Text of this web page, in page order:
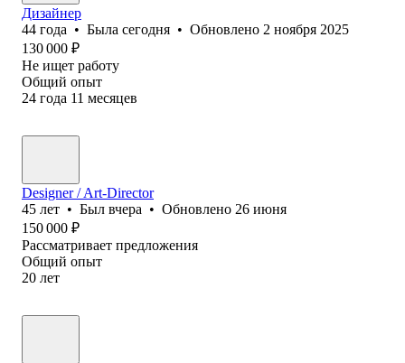
Дизайнер
44 года • Была сегодня • Обновлено 2 ноября 2025
130 000 ₽
Не ищет работу
Общий опыт
24 года 11 месяцев
Designer / Art-Director
45 лет • Был вчера • Обновлено 26 июня
150 000 ₽
Рассматривает предложения
Общий опыт
20 лет